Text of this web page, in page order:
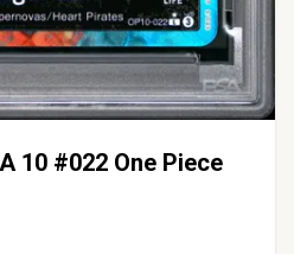
10 #022 One Piece